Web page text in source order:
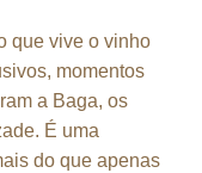
que vive o vinho
momentos
a Baga, os
É uma
do que apenas